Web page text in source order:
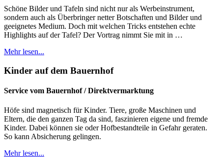
Schöne Bilder und Tafeln sind nicht nur als Werbeinstrument,
sondern auch als Überbringer netter Botschaften und Bilder und
geeignetes Medium. Doch mit welchen Tricks entstehen echte
Highlights auf der Tafel? Der Vortrag nimmt Sie mit in …
Mehr lesen...
Kinder auf dem Bauernhof
Service vom Bauernhof / Direktvermarktung
Höfe sind magnetisch für Kinder. Tiere, große Maschinen und
Eltern, die den ganzen Tag da sind, faszinieren eigene und fremde
Kinder. Dabei können sie oder Hofbestandteile in Gefahr geraten.
So kann Absicherung gelingen.
Mehr lesen...